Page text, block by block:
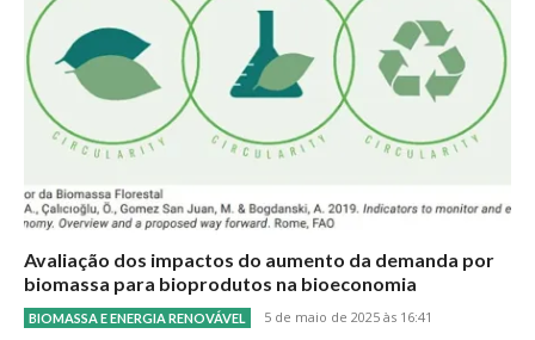
Avaliação dos impactos do aumento da demanda por
biomassa para bioprodutos na bioeconomia
BIOMASSA E ENERGIA RENOVÁVEL 5 de maio de 2025 às 16:41